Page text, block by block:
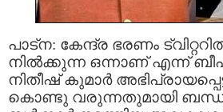
പാട്ന: കേന്ദ്ര ഭരണം
നിൽക്കുന്ന ഒന്നാണ് എന്ന്
നിതീഷ് കുമാർ
കൊണ്ടു വരുന്നതുമായി